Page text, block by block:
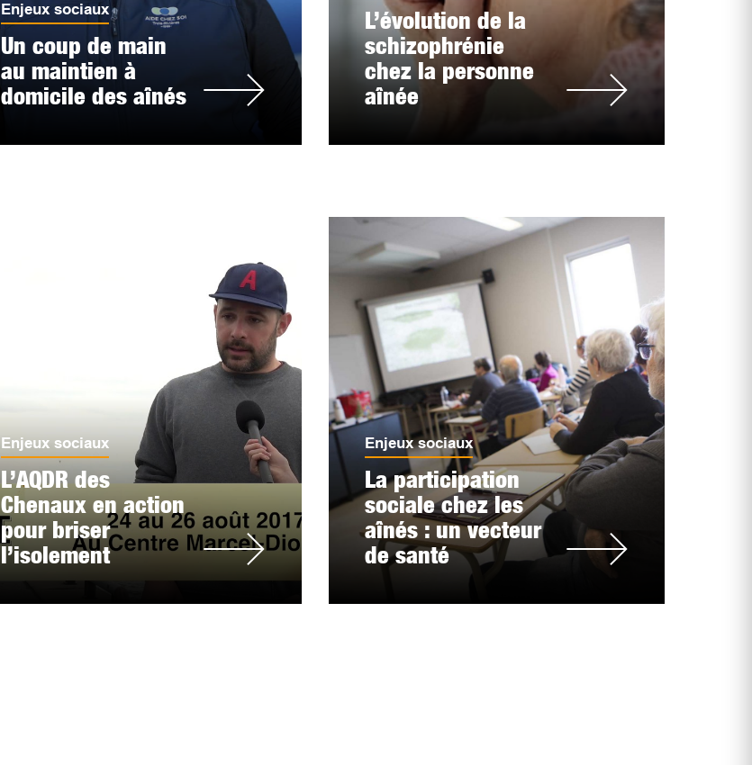
Enjeux sociaux
Un coup de main
au maintien à
domicile des aînés
L’évolution de la
schizophrénie
chez la personne
aînée
Enjeux sociaux
L’AQDR des
Chenaux en action
pour briser
l’isolement
Enjeux sociaux
La participation
sociale chez les
aînés : un vecteur
de santé